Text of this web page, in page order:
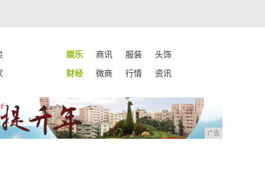
娱乐 商讯 服装
头饰
财经 微商 行情 资讯
广告